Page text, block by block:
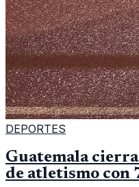
DEPORTES
Guatemala
de atletismo con